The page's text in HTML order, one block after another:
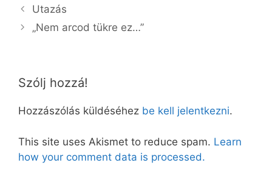
Utazás
„Nem arcod tükre ez…”
Szólj hozzá!
Hozzászólás küldéséhez be kell jelentkezni.
This site uses Akismet to reduce spam. Learn
how your comment data is processed.